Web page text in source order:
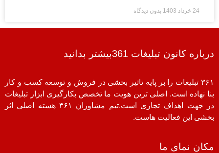
24 خرداد 1403 بدون دیدگاه
درباره کانون تبلیغات 361بیشتر بدانید
۳۶۱ تبلیغات را بر پایه تاثیر بخشی در فروش و توسعه کسب و کار
بنا نهاده است. اصلی ترین هویت ما تخصص بکارگیری ابزار تبلیغات
در جهت اهداف تجاری است.تیم مشاوران ۳۶۱ هسته اصلی اثر
بخشی این فعالیت هاست.
مکان نمای ما